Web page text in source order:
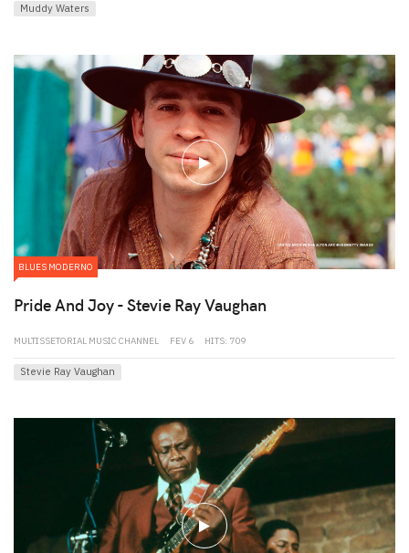
Muddy Waters
play
BLUES MODERNO
Pride And Joy - Stevie Ray Vaughan
MULTISSETORIAL MUSIC CHANNEL FEV 6 HITS: 709
Stevie Ray Vaughan
play